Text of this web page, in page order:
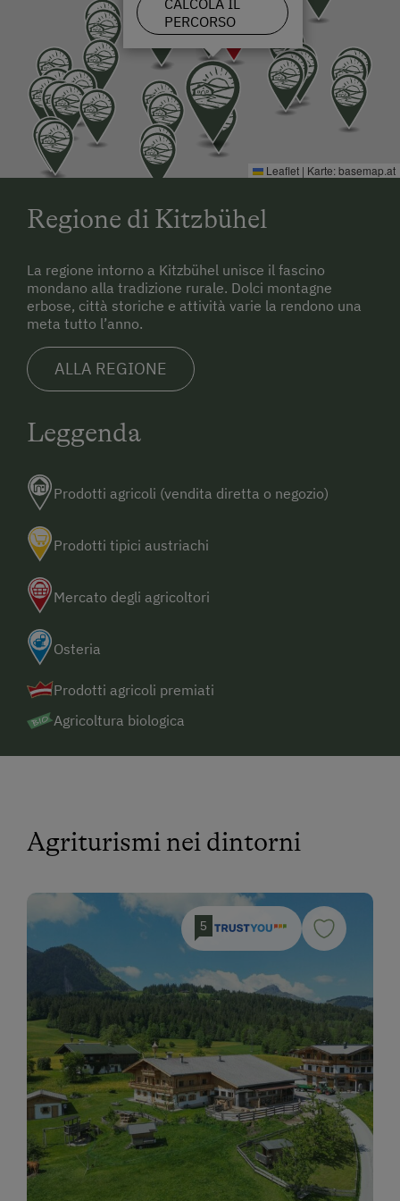
PERCORSO
Leaflet | Karte:basemap.at
Regione di Kitzbühel
La regione intorno a Kitzbühel unisce il fascino
mondano alla tradizione rurale. Dolci montagne
erbose, città storiche e attività varie la rendono una
meta tutto l’anno.
ALLA REGIONE
Leggenda
Prodotti agricoli (vendita diretta o negozio)
Prodotti tipici austriachi
Mercato degli agricoltori
Osteria
Prodotti agricoli premiati
Agricoltura biologica
Agriturismi nei dintorni
5